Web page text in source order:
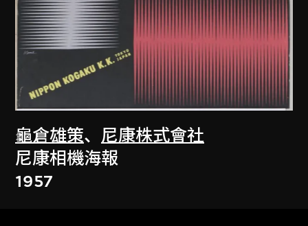
龜倉雄策、 尼康株式會社
尼康相機海報
1957